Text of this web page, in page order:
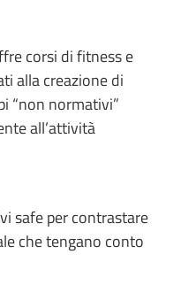
corsi di fitness e
alla creazione di
“non normativi”
all’attività
safe per contrastare
chetengano conto